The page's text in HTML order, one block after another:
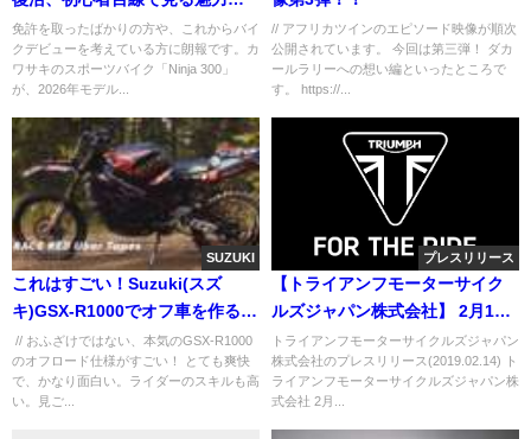
は
免許を取ったばかりの方や、これからバイ
クデビューを考えている方に朗報です。カ
ワサキのスポーツバイク「Ninja 300」
が、2026年モデル...
// アフリカツインのエピソード映像が順次
公開されています。 今回は第三弾！ ダカ
ールラリーへの想い編といったところで
す。 https://...
SUZUKI
これはすごい！Suzuki(スズ
キ)GSX-R1000でオフ車を作ると
こーなる。
// おふざけではない、本気のGSX-R1000
のオフロード仕様がすごい！ とても爽快
で、かなり面白い。ライダーのスキルも高
い。見ご...
プレスリリース
【トライアンフモーターサイク
ルズジャパン株式会社】 2月16
日（土）よりトライアンフ新型
SPEED TWIN デビューフェア開
催のご案内
トライアンフモーターサイクルズジャパン
株式会社のプレスリリース(2019.02.14) ト
ライアンフモーターサイクルズジャパン株
式会社 2月...